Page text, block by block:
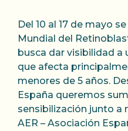
Del 10 al 17 de mayo
Mundial del
busca dar visibilidad a
que afecta
menores de 5 años.
España queremos
sensibilización junto a
AER – Asociación